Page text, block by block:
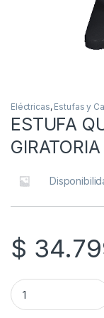
Eléctricas, Estufas y
ESTUFA
GIRATORIA
$
ESTUFA QUARZO